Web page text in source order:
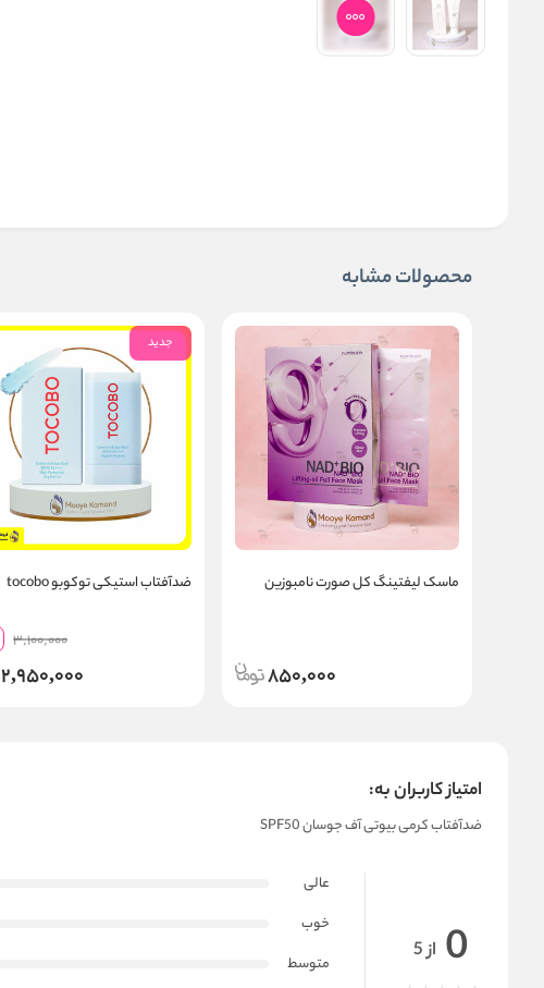
محصولات مشابه
ماسک لیفتینگ کل صورت نامبوزین
850,000
جدید
ضدآفتاب استیکی توکوبو tocobo
3,100,000
2,950,000
امتیاز کاربران به:
ضدآفتاب کرمی بیوتی آف جوسان SPF50
0 از 5
عالی
خوب
متوسط